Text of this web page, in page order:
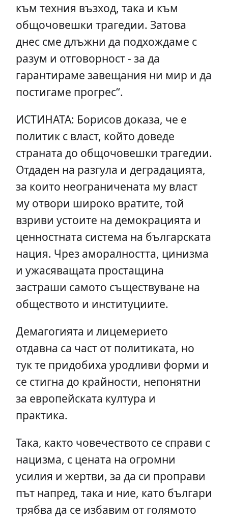
към техния възход, така и към
общочовешки трагедии. Затова
днес сме длъжни да подхождаме с
разум и отговорност - за да
гарантираме завещания ни мир и да
постигаме прогрес“.
ИСТИНАТА: Борисов доказа, че е
политик с власт, който доведе
страната до общочовешки трагедии.
Отдаден на разгула и деградацията,
за които неограничената му власт
му отвори широко вратите, той
взриви устоите на демокрацията и
ценностната система на българската
нация. Чрез аморалността, цинизма
и ужасяващата простащина
застраши самото съществуване на
обществото и институциите.
Демагогията и лицемерието
отдавна са част от политиката, но
тук те придобиха уродливи форми и
се стигна до крайности, непонятни
за европейската култура и
практика.
Така, както човечеството се справи с
нацизма, с цената на огромни
усилия и жертви, за да си проправи
път напред, така и ние, като българи
трябва да се избавим от голямото